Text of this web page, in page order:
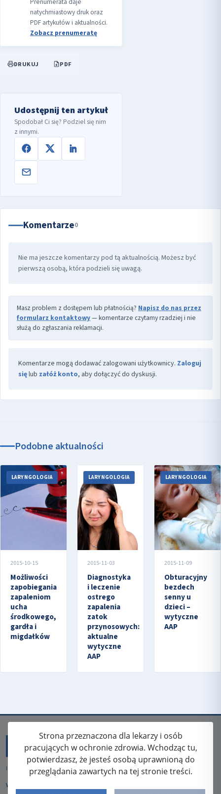
natychmiastowy druk oraz
PDF artykułów i aktualności.
Zobacz prenumeratę
DRUKUJ PDF
Udostępnij ten artykuł
Spodobał Ci się? Podziel się nim
z innymi.
Komentarze0
Nie ma jeszcze komentarzy pod tą aktualnością. Możesz być
pierwszą osobą, która podzieli się uwagą.
Masz problem z dostępem lub płatnością? Napisz do nas przez
formularz kontaktowy— komentarze czytamy rzadziej i nie
służą do zgłaszania reklamacji.
Komentarze mogą dodawać zalogowani użytkownicy. Zaloguj
sięlub załóż konto, aby dołączyć do dyskusji.
Podobne aktualności
LARYNGOLOGIA
2015-10-15
Możliwości
zapobiegania
zapaleniom
ucha
środkowego,
gardła i
migdałków
LARYNGOLOGIA
2015-11-03
Diagnostyka
i leczenie
ostrego
zapalenia
zatok
przynosowych:
aktualne
wytyczne
AAP
LARYNGOLOGIA
2015-11-09
Obturacyjny
bezdech
senny u
dzieci –
wytyczne
AAP
Strona przeznaczona dla lekarzy i osób
pracujących w ochronie zdrowia. Wchodząc tu,
potwierdzasz, że jesteś osobą uprawnioną do
przeglądania zawartych na tej stronie treści.
ISSN: 2080-5438
WYDAWCA